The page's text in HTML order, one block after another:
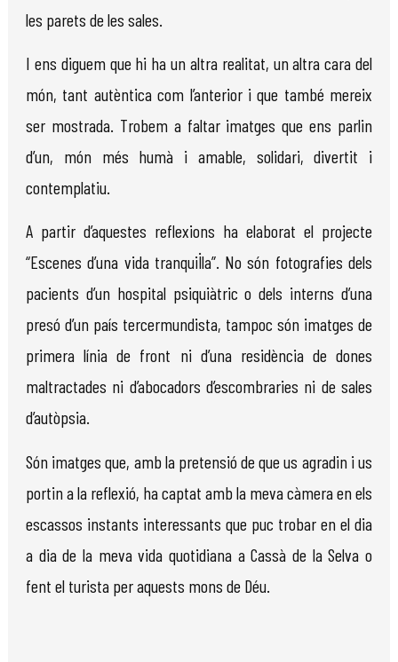
les parets de les sales.
I ens diguem que hi ha un altra realitat, un altra cara del
món, tant autèntica com l’anterior i que també mereix
ser mostrada. Trobem a faltar imatges que ens parlin
d’un, món més humà i amable, solidari, divertit i
contemplatiu.
A partir d’aquestes reflexions ha elaborat el projecte
“Escenes d’una vida tranquil·la”. No són fotografies dels
pacients d’un hospital psiquiàtric o dels interns d’una
presó d’un país tercermundista, tampoc són imatges de
primera línia de front ni d’una residència de dones
maltractades ni d’abocadors d’escombraries ni de sales
d’autòpsia.
Són imatges que, amb la pretensió de que us agradin i us
portin a la reflexió, ha captat amb la meva càmera en els
escassos instants interessants que puc trobar en el dia
a dia de la meva vida quotidiana a Cassà de la Selva o
fent el turista per aquests mons de Déu.